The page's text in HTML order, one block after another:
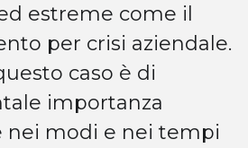
estreme come il
per crisi aziendale.
caso è di
importanza
nei modi e nei tempi